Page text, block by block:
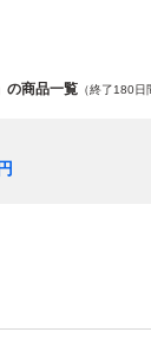
の商品一覧 （終了180日